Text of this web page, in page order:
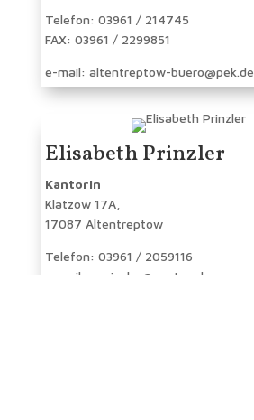
Telefon: 03961 / 214745
FAX: 03961 / 2299851
e-mail: altentreptow-buero@pek.de
Elisabeth Prinzler
Kantorin
Klatzow 17A,
17087 Altentreptow
Telefon: 03961 / 2059116
e-mail: e.prinzler@posteo.de